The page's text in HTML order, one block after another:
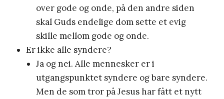
over gode og onde, på den andre siden
skal Guds endelige dom sette et evig
skille mellom gode og onde.
Er ikke alle syndere?
Ja og nei. Alle mennesker er i
utgangspunktet syndere og bare syndere.
Men de som tror på Jesus har fått et nytt